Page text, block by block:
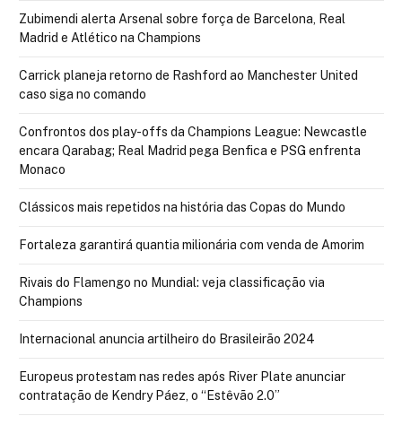
Zubimendi alerta Arsenal sobre força de Barcelona, Real
Madrid e Atlético na Champions
Carrick planeja retorno de Rashford ao Manchester United
caso siga no comando
Confrontos dos play-offs da Champions League: Newcastle
encara Qarabag; Real Madrid pega Benfica e PSG enfrenta
Monaco
Clássicos mais repetidos na história das Copas do Mundo
Fortaleza garantirá quantia milionária com venda de Amorim
Rivais do Flamengo no Mundial: veja classificação via
Champions
Internacional anuncia artilheiro do Brasileirão 2024
Europeus protestam nas redes após River Plate anunciar
contratação de Kendry Páez, o “Estêvão 2.0”